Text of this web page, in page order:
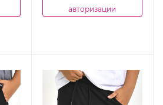
авторизации